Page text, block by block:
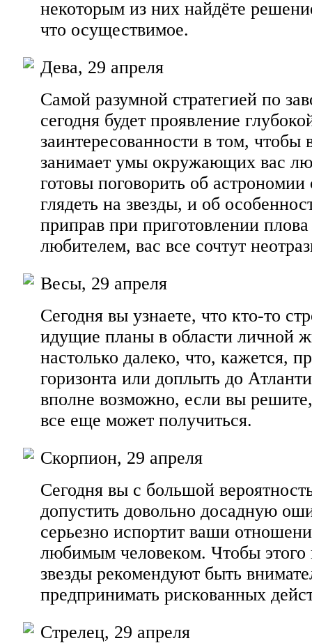
некоторым из них найдёте
что осуществимое.
Дева, 29 апреля
Самой разумной стратегией по
сегодня будет проявление
заинтересованности в том, чтобы
занимает умы окружающих вас
готовы поговорить об
глядеть на звезды, и об
приправ при приготовлении
любителем, вас все сочтут
Весы, 29 апреля
Сегодня вы узнаете, что кто-то
идущие планы в области личной
настолько далеко, что, кажется,
горизонта или доплыть до
вполне возможно, если вы
все еще может получиться.
Скорпион, 29 апреля
Сегодня вы с большой
допустить довольно досадную
серьезно испортит ваши
любимым человеком. Чтобы этого
звезды рекомендуют быть
предпринимать рискованных
Стрелец, 29 апреля